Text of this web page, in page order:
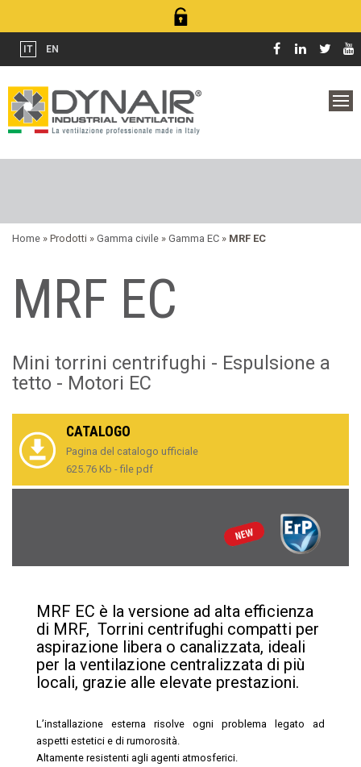
IT EN
Home » Prodotti » Gamma civile » Gamma EC » MRF EC
MRF EC
Mini torrini centrifughi - Espulsione a
tetto - Motori EC
CATALOGO
Pagina del catalogo ufficiale
625.76 Kb - file pdf
MRF EC è la versione ad alta efficienza
di MRF, Torrini centrifughi compatti per
aspirazione libera o canalizzata, ideali
per la ventilazione centralizzata di più
locali, grazie alle elevate prestazioni.
L’installazione esterna risolve ogni problema legato ad
aspetti estetici e di rumorosità.
Altamente resistenti agli agenti atmosferici.